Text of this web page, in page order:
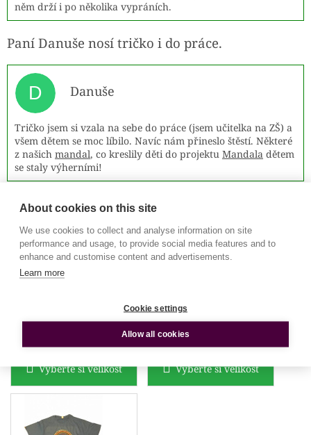
něm drží i po několika vypráních.
Paní Danuše nosí tričko i do práce.
D Danuše
Tričko jsem si vzala na sebe do práce (jsem učitelka na ZŠ) a
všem dětem se moc líbilo. Navíc nám přineslo štěstí. Některé
z našich mandal, co kreslily děti do projektu Mandala dětem
se staly výherními!
Už máte svémandalové triko
Vyberte si velikost Vyberte si velikost
About cookies on this site
We use cookies to collect and analyse information on site
performance and usage, to provide social media features and to
enhance and customise content and advertisements.
Learn more
Cookie settings
Allow all cookies